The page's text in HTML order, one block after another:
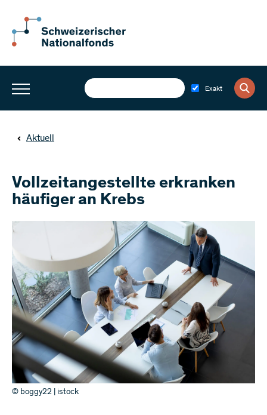
Exakt
Aktuell
Vollzeitangestellte erkranken
häufiger an Krebs
© boggy22 | istock